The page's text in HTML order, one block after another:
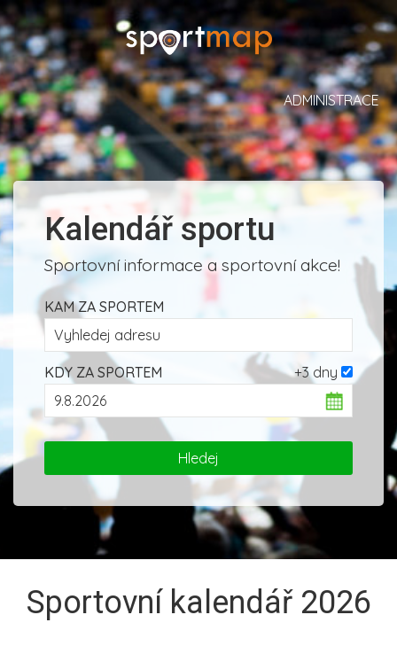
ADMINISTRACE
Kalendář sportu
Sportovní informace a sportovní akce!
KAM ZA SPORTEM
+3 dny
KDY ZA SPORTEM
Sportovní kalendář 2026